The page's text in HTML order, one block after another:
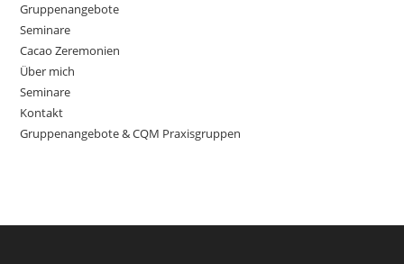
Gruppenangebote
Seminare
Cacao Zeremonien
Über mich
Seminare
Kontakt
Gruppenangebote & CQM Praxisgruppen